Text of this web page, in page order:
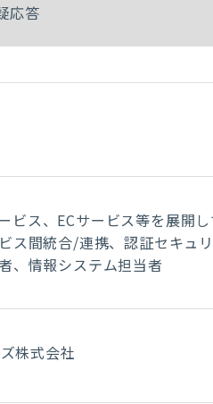
応答
ビス、ECサービス等を展開
ス間統合/連携、認証セキュ
、情報システム担当者
株式会社